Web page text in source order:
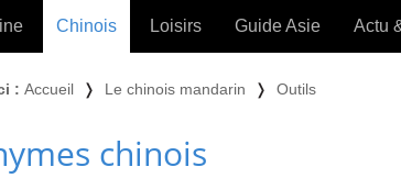
voyageurs
Chinois
Grammaire
Loisirs
Tatouage
Guide Asie Actu
: Accueil ❭ Le chinois mandarin ❭ Outils
chinois